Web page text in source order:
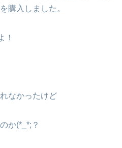
購入しました。
！
なかったけど
か(*_*;？